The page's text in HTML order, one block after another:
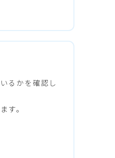
るかを確認し
す。